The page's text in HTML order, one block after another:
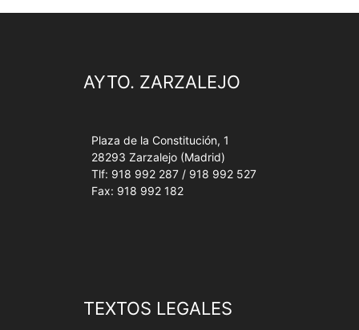
AYTO. ZARZALEJO
Plaza de la Constitución, 1
28293 Zarzalejo (Madrid)
Tlf: 918 992 287 / 918 992 527
Fax: 918 992 182
TEXTOS LEGALES